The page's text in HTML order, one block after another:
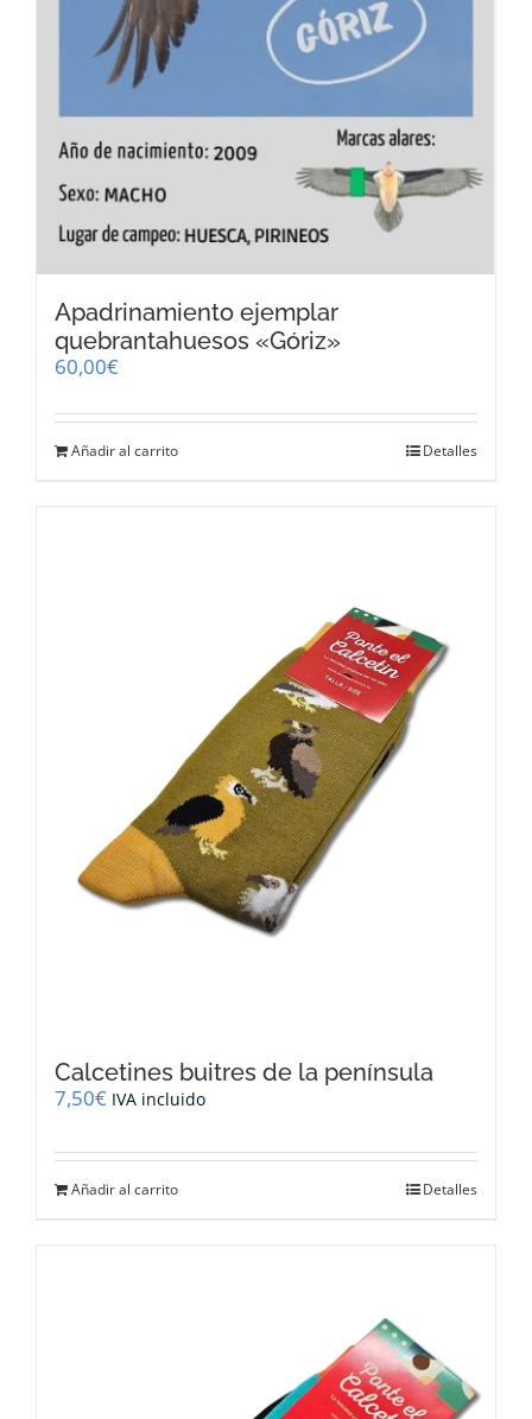
Apadrinamiento ejemplar
quebrantahuesos «Góriz»
60,00€
Añadir al carrito Detalles
Calcetines buitres de la península
7,50€ IVA incluido
Añadir al carrito Detalles